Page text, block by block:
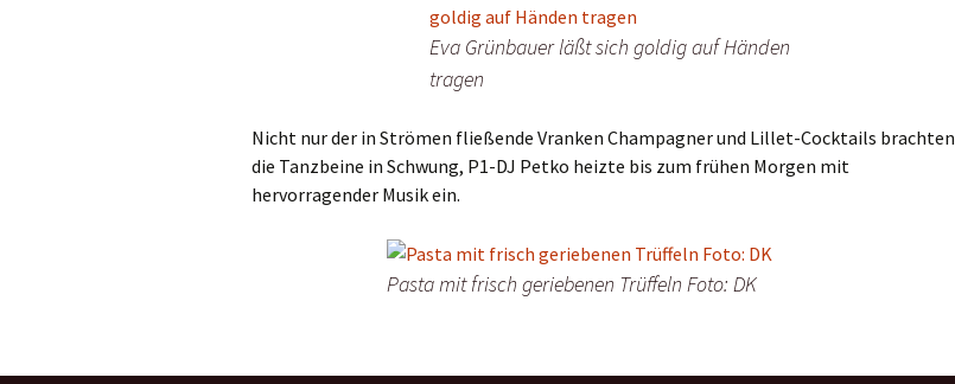
Eva Grünbauer läßt sich goldig auf Händen
tragen
Nicht nur der in Strömen fließende Vranken Champagner und Lillet-Cocktails brachten
die Tanzbeine in Schwung, P1-DJ Petko heizte bis zum frühen Morgen mit
hervorragender Musik ein.
Pasta mit frisch geriebenen Trüffeln Foto: DK